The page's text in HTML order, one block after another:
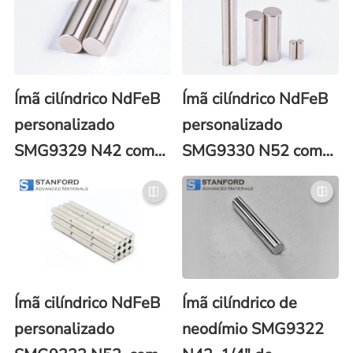
0,625″ de espessura
2,000″ de espessura
Ímã cilíndrico NdFeB
personalizado
SMG9329 N42 com
3,00 mm (0,118 pol.)
de diâmetro x 12,00
mm (0,472 pol.) de
espessura
Ímã cilíndrico NdFeB
personalizado
SMG9330 N52 com
33,00 mm (1,299
pol.) de diâmetro x
50,80 mm (2,000
pol.) de espessura
Ímã cilíndrico NdFeB
personalizado
Ímã cilíndrico de
neodímio SMG9322